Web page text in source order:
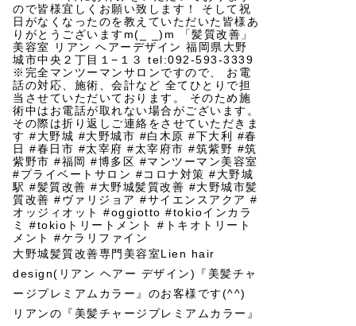
大野城髪質改善専門美容室Lien hair
design(リアン ヘアー デザイン)『美髪チャ
ージプレミアムカラー』のお客様です(^^)
リアンの『美髪チャージプレミアムカラー』